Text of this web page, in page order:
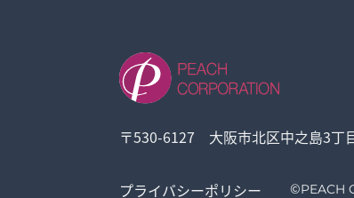
〒530-6127 大阪市北区中之島3丁
プライバシーポリシー ©PEACH